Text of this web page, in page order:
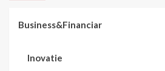
Business&Financiar
Inovatie